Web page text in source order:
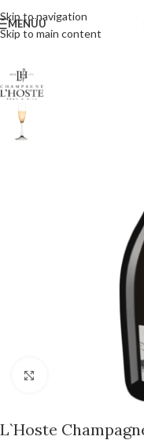
Skip to navigation
Skip to main content
MENÜÜ
Esileht /Vahuveinid
Vajuta
L`Hoste